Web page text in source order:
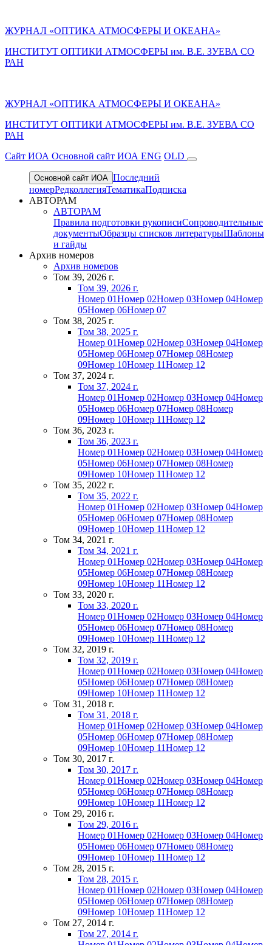
ЖУРНАЛ «ОПТИКА АТМОСФЕРЫ И ОКЕАНА»
ИНСТИТУТ ОПТИКИ АТМОСФЕРЫ им. В.Е. ЗУЕВА СО
РАН
ЖУРНАЛ «ОПТИКА АТМОСФЕРЫ И ОКЕАНА»
ИНСТИТУТ ОПТИКИ АТМОСФЕРЫ им. В.Е. ЗУЕВА СО
РАН
Cайт ИОА Основной сайт ИОА ENG OLD
Основной сайт ИОА Последний
номерРедколлегияТематикаПодписка
АВТОРАМ
АВТОРАМ
Правила подготовки рукописиСопроводительные
документыОбразцы списков литературыШаблоны
и гайды
Архив номеров
Архив номеров
Том 39, 2026 г.
Том 39, 2026 г.
Номер 01Номер 02Номер 03Номер 04Номер
05Номер 06Номер 07
Том 38, 2025 г.
Том 38, 2025 г.
Номер 01Номер 02Номер 03Номер 04Номер
05Номер 06Номер 07Номер 08Номер
09Номер 10Номер 11Номер 12
Том 37, 2024 г.
Том 37, 2024 г.
Номер 01Номер 02Номер 03Номер 04Номер
05Номер 06Номер 07Номер 08Номер
09Номер 10Номер 11Номер 12
Том 36, 2023 г.
Том 36, 2023 г.
Номер 01Номер 02Номер 03Номер 04Номер
05Номер 06Номер 07Номер 08Номер
09Номер 10Номер 11Номер 12
Том 35, 2022 г.
Том 35, 2022 г.
Номер 01Номер 02Номер 03Номер 04Номер
05Номер 06Номер 07Номер 08Номер
09Номер 10Номер 11Номер 12
Том 34, 2021 г.
Том 34, 2021 г.
Номер 01Номер 02Номер 03Номер 04Номер
05Номер 06Номер 07Номер 08Номер
09Номер 10Номер 11Номер 12
Том 33, 2020 г.
Том 33, 2020 г.
Номер 01Номер 02Номер 03Номер 04Номер
05Номер 06Номер 07Номер 08Номер
09Номер 10Номер 11Номер 12
Том 32, 2019 г.
Том 32, 2019 г.
Номер 01Номер 02Номер 03Номер 04Номер
05Номер 06Номер 07Номер 08Номер
09Номер 10Номер 11Номер 12
Том 31, 2018 г.
Том 31, 2018 г.
Номер 01Номер 02Номер 03Номер 04Номер
05Номер 06Номер 07Номер 08Номер
09Номер 10Номер 11Номер 12
Том 30, 2017 г.
Том 30, 2017 г.
Номер 01Номер 02Номер 03Номер 04Номер
05Номер 06Номер 07Номер 08Номер
09Номер 10Номер 11Номер 12
Том 29, 2016 г.
Том 29, 2016 г.
Номер 01Номер 02Номер 03Номер 04Номер
05Номер 06Номер 07Номер 08Номер
09Номер 10Номер 11Номер 12
Том 28, 2015 г.
Том 28, 2015 г.
Номер 01Номер 02Номер 03Номер 04Номер
05Номер 06Номер 07Номер 08Номер
09Номер 10Номер 11Номер 12
Том 27, 2014 г.
Том 27, 2014 г.